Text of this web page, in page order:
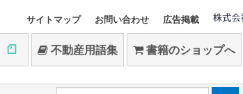
サイトマップ お問い合わせ 広告掲載
不動産用語集 書籍のショップへ